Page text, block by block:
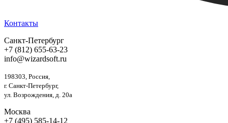
Контакты
Санкт-Петербург
+7 (812) 655-63-23
info@wizardsoft.ru
198303, Россия,
г. Санкт-Петербург,
ул. Возрождения, д. 20а
Москва
+7 (495) 585-14-12